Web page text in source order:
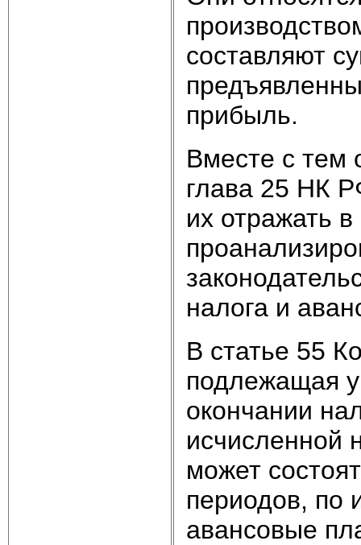
составляют
прибыль.
Вместе с тем
глава 25 НК
их отражать
налога и
В статье 55
подлежащая
окончании
исчисленной
может
периодов, по
авансовые